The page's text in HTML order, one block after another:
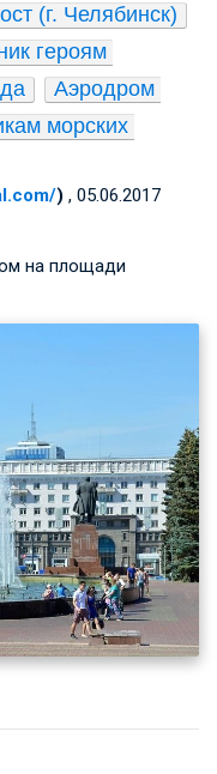
(г. Челябинск)
героям
Аэродром
морских
) , 05.06.2017
на площади